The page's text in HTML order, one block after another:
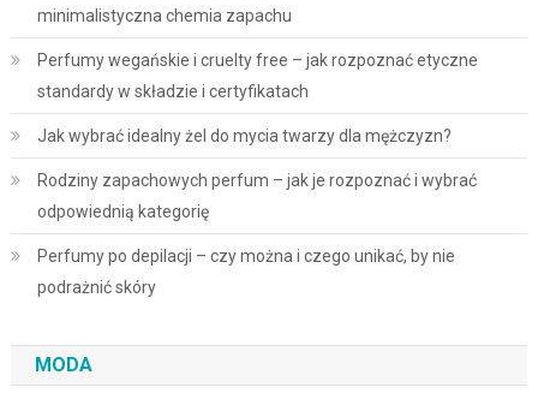
minimalistyczna chemia zapachu
Perfumy wegańskie i cruelty free – jak rozpoznać etyczne
standardy w składzie i certyfikatach
Jak wybrać idealny żel do mycia twarzy dla mężczyzn?
Rodziny zapachowych perfum – jak je rozpoznać i wybrać
odpowiednią kategorię
Perfumy po depilacji – czy można i czego unikać, by nie
podrażnić skóry
MODA